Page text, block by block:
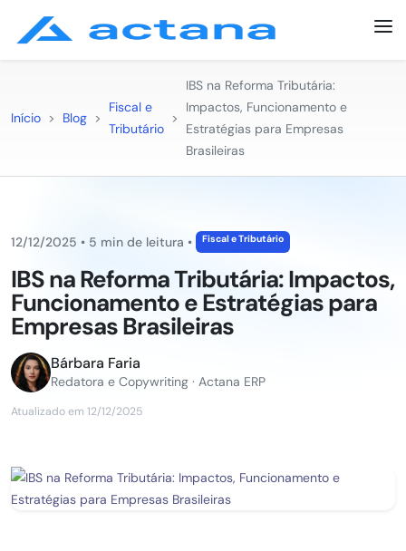
Início > Blog >
Fiscal e
Tributário
>
IBS na Reforma Tributária:
Impactos, Funcionamento e
Estratégias para Empresas
Brasileiras
12/12/2025 • 5 min de leitura • Fiscal e Tributário
IBS na Reforma Tributária: Impactos,
Funcionamento e Estratégias para
Empresas Brasileiras
Bárbara Faria
Redatora e Copywriting · Actana ERP
Atualizado em 12/12/2025